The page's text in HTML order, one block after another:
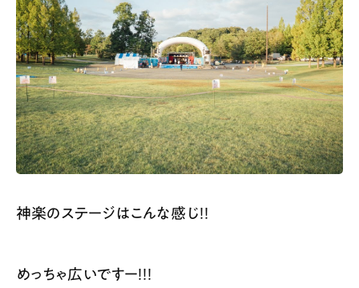
神楽のステージはこんな感じ！！
めっちゃ広いですー！！！